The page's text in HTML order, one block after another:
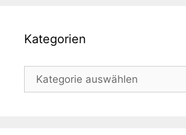
Kategorien
Kategorien